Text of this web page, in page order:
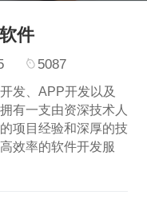
件
5087
发、APP开发以及
有一支由资深技术人
项目经验和深厚的技
效率的软件开发服